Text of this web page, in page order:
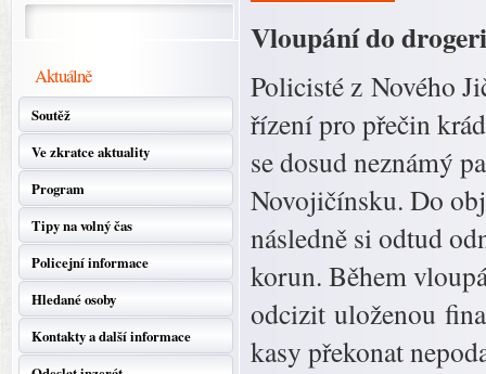
Aktuálně
Soutěž
Ve zkratce aktuality
Program
Tipy na volný čas
Policejní informace
Hledané osoby
Kontakty a další informace
Vloupání do
Policisté z Nového
řízení pro přečin
se dosud neznámý
Novojičínsku. Do
následně si odtud
korun. Během
odcizit uloženou
kasy překonat